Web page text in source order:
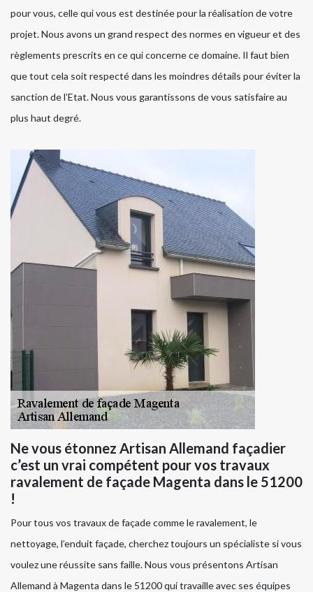
pour vous, celle qui vous est destinée pour la réalisation de votre
projet. Nous avons un grand respect des normes en vigueur et des
règlements prescrits en ce qui concerne ce domaine. Il faut bien
que tout cela soit respecté dans les moindres détails pour éviter la
sanction de l’Etat. Nous vous garantissons de vous satisfaire au
plus haut degré.
Ne vous étonnez Artisan Allemand façadier
c’est un vrai compétent pour vos travaux
ravalement de façade Magenta dans le 51200
!
Pour tous vos travaux de façade comme le ravalement, le
nettoyage, l’enduit façade, cherchez toujours un spécialiste si vous
voulez une réussite sans faille. Nous vous présentons Artisan
Allemand à Magenta dans le 51200 qui travaille avec ses équipes